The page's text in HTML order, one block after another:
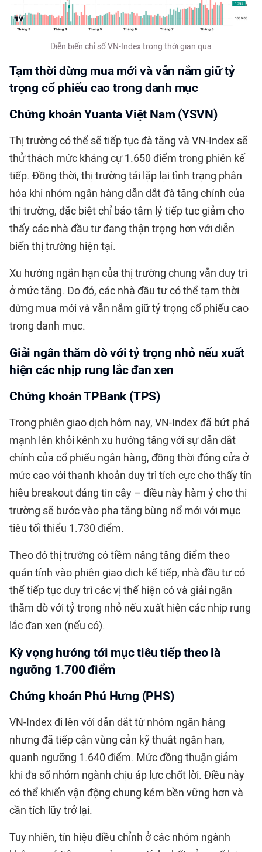
Diễn biến chỉ số VN-Index trong thời gian qua
Tạm thời dừng mua mới và vẫn nắm giữ tỷ
trọng cổ phiếu cao trong danh mục
Chứng khoán Yuanta Việt Nam (YSVN)
Thị trường có thể sẽ tiếp tục đà tăng và VN-Index sẽ
thử thách mức kháng cự 1.650 điểm trong phiên kế
tiếp. Đồng thời, thị trường tái lặp lại tình trạng phân
hóa khi nhóm ngân hàng dẫn dắt đà tăng chính của
thị trường, đặc biệt chỉ báo tâm lý tiếp tục giảm cho
thấy các nhà đầu tư đang thận trọng hơn với diễn
biến thị trường hiện tại.
Xu hướng ngắn hạn của thị trường chung vẫn duy trì
ở mức tăng. Do đó, các nhà đầu tư có thể tạm thời
dừng mua mới và vẫn nắm giữ tỷ trọng cổ phiếu cao
trong danh mục.
Giải ngân thăm dò với tỷ trọng nhỏ nếu xuất
hiện các nhịp rung lắc đan xen
Chứng khoán TPBank (TPS)
Trong phiên giao dịch hôm nay, VN-Index đã bứt phá
mạnh lên khỏi kênh xu hướng tăng với sự dẫn dắt
chính của cổ phiếu ngân hàng, đồng thời đóng cửa ở
mức cao với thanh khoản duy trì tích cực cho thấy tín
hiệu breakout đáng tin cậy – điều này hàm ý cho thị
trường sẽ bước vào pha tăng bùng nổ mới với mục
tiêu tối thiểu 1.730 điểm.
Theo đó thị trường có tiềm năng tăng điểm theo
quán tính vào phiên giao dịch kế tiếp, nhà đầu tư có
thể tiếp tục duy trì các vị thế hiện có và giải ngân
thăm dò với tỷ trọng nhỏ nếu xuất hiện các nhịp rung
lắc đan xen (nếu có).
Kỳ vọng hướng tới mục tiêu tiếp theo là
ngưỡng 1.700 điểm
Chứng khoán Phú Hưng (PHS)
VN-Index đi lên với dẫn dắt từ nhóm ngân hàng
nhưng đã tiếp cận vùng cản kỹ thuật ngắn hạn,
quanh ngưỡng 1.640 điểm. Mức đồng thuận giảm
khi đa số nhóm ngành chịu áp lực chốt lời. Điều này
có thể khiến vận động chung kém bền vững hơn và
cần tích lũy trở lại.
Tuy nhiên, tín hiệu điều chỉnh ở các nhóm ngành